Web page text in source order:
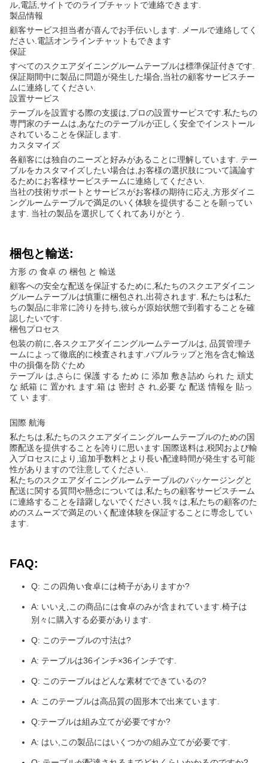
ル,電話,サイトでのライブチャットで連絡できます.
製品情報
顧客サービス担当者が喜んでお手伝いします. メールで連絡してく
ださい.電話オンラインチャットもできます
保証
すべてのスクエアダイニングルームテーブルは標準保証付きです.
保証期間中に製品に問題が発生した場合,当社の顧客サービスチー
ムに連絡してください.
設置サービス
テーブルを設置する際の支援は,プロの設置サービスです.私たちの
専門家のチームは,あなたのテーブルが正しく安全でインストール
されていることを保証します.
カスタマイズ
各顧客には独自のニーズと好みがあることに理解しています. テー
ブルをカスタマイズしたい場合は,お客様の選択肢について議論す
るためにお客様サービスチームに連絡してください.
当社の技術サポートとサービスがお客様の期待に応え,方形ダイニ
ングルームテーブルで満足のいく体験を提供することを願ってい
ます. 当社の製品を選択してくれてありがとう.
梱包と輸送:
方形 の 食卓 の 梱包 と 輸送
顧客への安全な配送を保証するために,私たちのスクエアダイニン
グルームテーブルは慎重に梱包され,出荷されます. 私たちは私た
ちの製品に非常に誇りを持ち,彼らが原始状態で到着することを確
認したいです.
梱包プロセス
包装の前に,各スクエアダイニングルームテーブルは, 品質管理チ
ームによって徹底的に検査されます.バブルラップと泡を含む輸送
中の損傷を防ぐため
テーブル は,さらに 保護 する ため に 添加 敷き詰め られ た 頑丈
な 紙箱 に 置かれ ます.箱 は 密封 さ れ,必要 な 配送 情報を 貼っ
て い ます.
国際 航海
私たちは,私たちのスクエアダイニングルームテーブルのための国
際配送を提供することを誇りに思います.国際送料は,税関および輸
入プロセスにより,追加手数料とより長い配達時間が発生する可能
性がありますので注意してください..
私たちのスクエアダイニングルームテーブルのパッケージングと
配送に関する質問や懸念については,私たちの顧客サービスチーム
に連絡することを躊躇しないでください.我々は,私たちの顧客のた
めのスムーズで満足のいく配達体験を保証することに専念してい
ます.
FAQ:
Q: この四角い食卓には椅子がありますか?
A: いいえ,この商品には食卓のみが含まれています.椅子は
別々に購入する必要があります.
Q: このテーブルの寸法は?
A: テーブルは36インチ×36インチです.
Q: このテーブルはどんな素材でできているの?
A: このテーブルは高品質の固形木で出来ています.
Q:テーブルは組み立てが必要ですか?
A: はい,この製品にはいくつかの組み立てが必要です.